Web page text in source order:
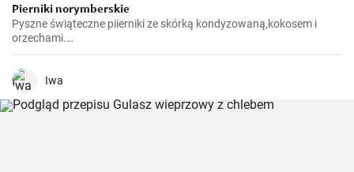
Pierniki norymberskie
Pyszne świąteczne piierniki ze skórką kondyzowaną,kokosem i
orzechami.
https://gabciakowegotowanie24.blogspot.com/2024/12/pierniki-
norymberskie.html
Iwa